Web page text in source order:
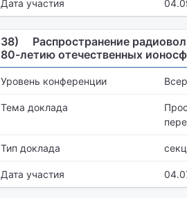
Дата участия
38)
Распространение
80-летию отечественных
Уровень конференции
Тема доклада
Тип доклада
Дата участия